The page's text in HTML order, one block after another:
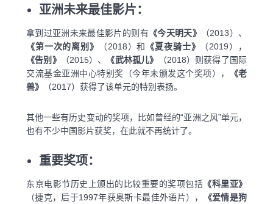
亚洲未来最佳影片：
拿到过亚洲未来最佳影片的则有《今天明天》
（2013）、
《第一次的离别》
（2018）和 《夏夜骑士》
（2019），
《告别》
（2015）、 《武林孤儿》
（2018）则获得了国际
交流基金亚洲中心特别奖（今年未颁发这个奖项），
《老
兽》
（2017）获得了该单元的特别表扬。
其他一些有历史变动的奖项，比如曾经的“亚洲之风”单元，
也有不少中国影片获奖，在此就不再统计了。
重要奖项：
东京电影节历史上颁出的比较重要的奖项包括 《科里亚》
（捷克，后于1997年获奥斯卡最佳外语片），
《爱情是狗